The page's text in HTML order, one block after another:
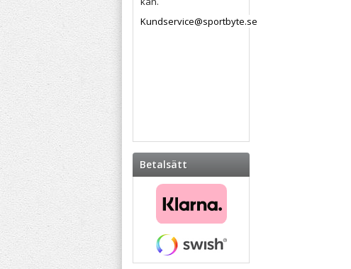
Kundservice@sportbyte.se
Betalsätt